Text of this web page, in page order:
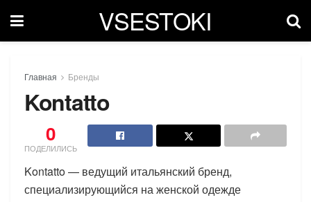
VSESTOKI
Главная Бренды
Kontatto
0
ПОДЕЛИЛИСЬ
Kontatto — ведущий итальянский бренд,
специализирующийся на женской одежде